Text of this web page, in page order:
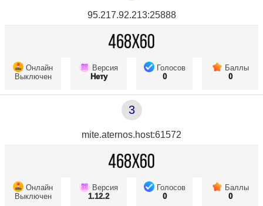
95.217.92.213:25888
Онлайн
Выключен
Версия
Нету
Голосов
0
Баллы
0
3
mite.aternos.host:61572
Онлайн
Выключен
Версия
1.12.2
Голосов
0
Баллы
0